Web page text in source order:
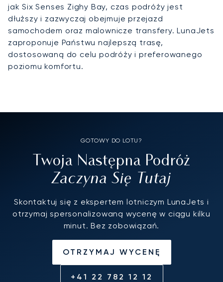
jak Six Senses Zighy Bay, czas podróży jest
dłuższy i zazwyczaj obejmuje przejazd
samochodem oraz malownicze transfery. LunaJets
zaproponuje Państwu najlepszą trasę,
dostosowaną do celu podróży i preferowanego
poziomu komfortu.
GOTOWY DO LOTU?
Twoja Następna Podróż
Zaczyna Się Tutaj
Skontaktuj się z ekspertem lotniczym LunaJets i
otrzymaj spersonalizowaną wycenę w ciągu kilku
minut. Bez zobowiązań.
OTRZYMAJ WYCENĘ
+41 22 782 12 12